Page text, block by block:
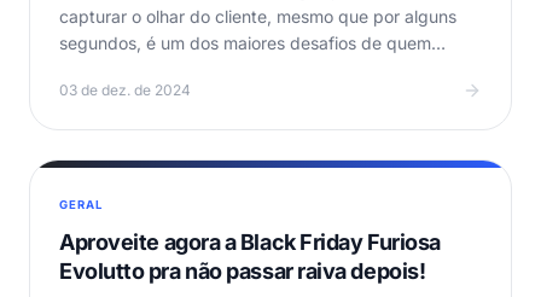
capturar o olhar do cliente, mesmo que por alguns
segundos, é um dos maiores desafios de quem
03 de dez. de 2024
GERAL
Aproveite agora a Black Friday Furiosa
Evolutto pra não passar raiva depois!